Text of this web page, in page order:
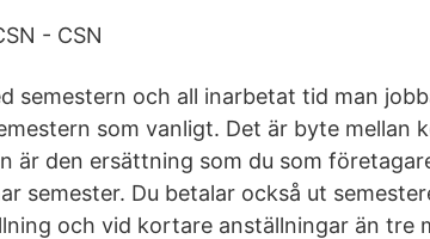
- CSN
semestern och all inarbetat tid man
som vanligt. Det är byte mellan
är den ersättning som du som
semester. Du betalar också ut
och vid kortare anställningar än tre